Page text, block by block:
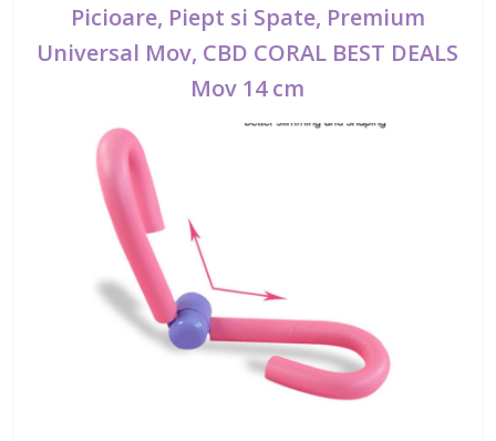
Picioare, Piept si Spate, Premium
Universal Mov, CBD CORAL BEST DEALS
Mov 14 cm